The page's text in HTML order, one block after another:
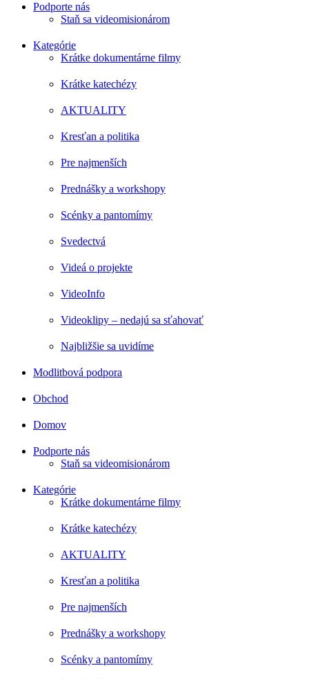
Podporte nás
Staň sa videomisionárom
Kategórie
Krátke dokumentárne filmy
Krátke katechézy
AKTUALITY
Kresťan a politika
Pre najmenších
Prednášky a workshopy
Scénky a pantomímy
Svedectvá
Videá o projekte
VideoInfo
Videoklipy – nedajú sa sťahovať
Najbližšie sa uvidíme
Modlitbová podpora
Obchod
Domov
Podporte nás
Staň sa videomisionárom
Kategórie
Krátke dokumentárne filmy
Krátke katechézy
AKTUALITY
Kresťan a politika
Pre najmenších
Prednášky a workshopy
Scénky a pantomímy